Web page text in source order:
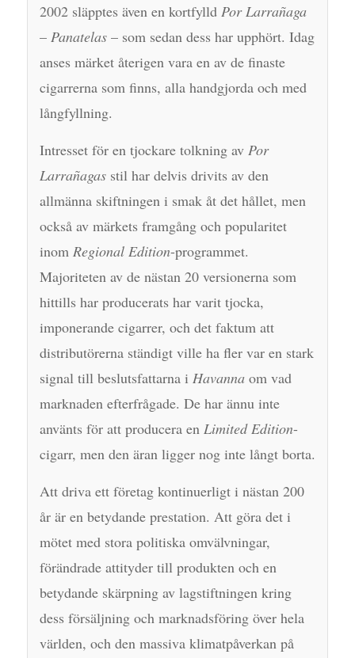
2002 släpptes även en kortfylld Por Larrañaga
– Panatelas– som sedan dess har upphört. Idag
anses märket återigen vara en av de finaste
cigarrerna som finns, alla handgjorda och med
långfyllning.
Intresset för en tjockare tolkning av Por
Larrañagasstil har delvis drivits av den
allmänna skiftningen i smak åt det hållet, men
också av märkets framgång och popularitet
inom Regional Edition-programmet.
Majoriteten av de nästan 20 versionerna som
hittills har producerats har varit tjocka,
imponerande cigarrer, och det faktum att
distributörerna ständigt ville ha fler var en stark
signal till beslutsfattarna i Havannaom vad
marknaden efterfrågade. De har ännu inte
använts för att producera en Limited Edition-
cigarr, men den äran ligger nog inte långt borta.
Att driva ett företag kontinuerligt i nästan 200
år är en betydande prestation. Att göra det i
mötet med stora politiska omvälvningar,
förändrade attityder till produkten och en
betydande skärpning av lagstiftningen kring
dess försäljning och marknadsföring över hela
världen, och den massiva klimatpåverkan på